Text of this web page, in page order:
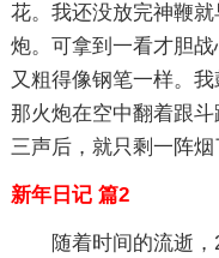
花。我还没放完神鞭
炮。可拿到一看才胆
又粗得像钢笔一样。
那火炮在空中翻着跟斗
三声后，就只剩一阵烟
新年日记 篇2
随着时间的流逝